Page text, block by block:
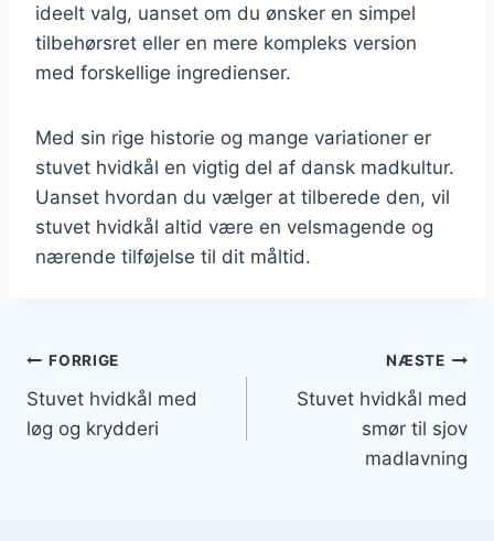
ideelt valg, uanset om du ønsker en simpel
tilbehørsret eller en mere kompleks version
med forskellige ingredienser.
Med sin rige historie og mange variationer er
stuvet hvidkål en vigtig del af dansk madkultur.
Uanset hvordan du vælger at tilberede den, vil
stuvet hvidkål altid være en velsmagende og
nærende tilføjelse til dit måltid.
Indlægsnavigation
FORRIGE
Stuvet hvidkål med
løg og krydderi
NÆSTE
Stuvet hvidkål med
smør til sjov
madlavning